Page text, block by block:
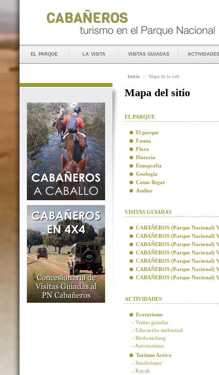
el parque la visita visitas guiadas actividades
Inicio :: Mapa de la web
Mapa del sitio
EL PARQUE
El parque
Fauna
Flora
Historia
Etnografía
Geología
Como llegar
Audios
VISITAS GUIADAS
CABAÑEROS (Parque Nacional)
CABAÑEROS (Parque Nacional)
CABAÑEROS (Parque Nacional)
CABAÑEROS (Parque Nacional)
CABAÑEROS (Parque Nacional)
CABAÑEROS (Parque Nacional)
CABAÑEROS (Parque Nacional)
ACTIVIDADES
Ecoturismo
- Visitas guiadas
- Educación ambiental
- Birdwatching
- Astroturismo
Turismo Activo
- Senderismo
- Kayak